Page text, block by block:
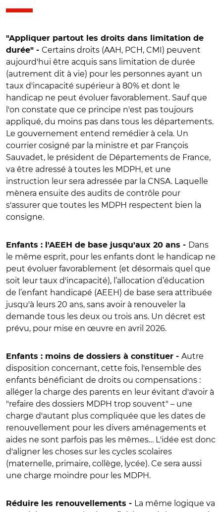
"Appliquer partout les droits dans limitation de
durée" - Certains droits (AAH, PCH, CMI) peuvent
aujourd'hui être acquis sans limitation de durée
(autrement dit à vie) pour les personnes ayant un
taux d'incapacité supérieur à 80% et dont le
handicap ne peut évoluer favorablement. Sauf que
l'on constate que ce principe n'est pas toujours
appliqué, du moins pas dans tous les départements.
Le gouvernement entend remédier à cela. Un
courrier cosigné par la ministre et par François
Sauvadet, le président de Départements de France,
va être adressé à toutes les MDPH, et une
instruction leur sera adressée par la CNSA. Laquelle
mènera ensuite des audits de contrôle pour
s'assurer que toutes les MDPH respectent bien la
consigne.
Enfants : l'AEEH de base jusqu'aux 20 ans - Dans
le même esprit, pour les enfants dont le handicap ne
peut évoluer favorablement (et désormais quel que
soit leur taux d'incapacité), l’allocation d’éducation
de l’enfant handicapé (AEEH) de base sera attribuée
jusqu'à leurs 20 ans, sans avoir à renouveler la
demande tous les deux ou trois ans. Un décret est
prévu, pour mise en œuvre en avril 2026.
Enfants : moins de dossiers à constituer - Autre
disposition concernant, cette fois, l'ensemble des
enfants bénéficiant de droits ou compensations :
alléger la charge des parents en leur évitant d'avoir à
"refaire des dossiers MDPH trop souvent" – une
charge d'autant plus compliquée que les dates de
renouvellement pour les divers aménagements et
aides ne sont parfois pas les mêmes… L'idée est donc
d'aligner les choses sur les cycles scolaires
(maternelle, primaire, collège, lycée). Ce sera aussi
une charge moindre pour les MDPH.
Réduire les renouvellements - La même logique va